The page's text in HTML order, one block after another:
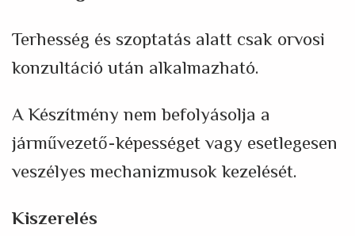
Terhesség és szoptatás alatt csak orvosi
konzultáció után alkalmazható.
A Készítmény nem befolyásolja a
járművezető-képességet vagy esetlegesen
veszélyes mechanizmusok kezelését.
Kiszerelés